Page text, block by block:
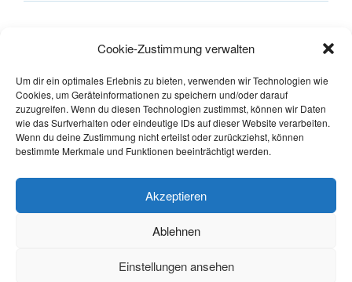
Cookie-Zustimmung verwalten
Um dir ein optimales Erlebnis zu bieten, verwenden wir Technologien wie
Cookies, um Geräteinformationen zu speichern und/oder darauf
zuzugreifen. Wenn du diesen Technologien zustimmst, können wir Daten
wie das Surfverhalten oder eindeutige IDs auf dieser Website verarbeiten.
Wenn du deine Zustimmung nicht erteilst oder zurückziehst, können
bestimmte Merkmale und Funktionen beeinträchtigt werden.
Akzeptieren
Ablehnen
Einstellungen ansehen
Anmelden
Eintrags-Feed
Kommentar-Feed
WordPress.org